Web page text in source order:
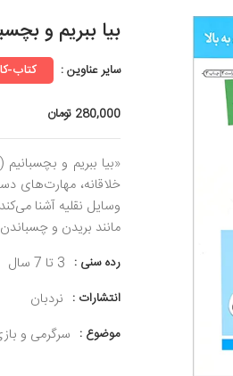
بیا ببریم و
سایر عناوین : کتاب-
280,000 تومان
«بیا ببریم و
خلاقانه، مهارت‌های
وسایل نقلیه آشنا
مانند بریدن و
رده سنی : 3 تا 7 سال
انتشارات : نردبان
موضوع : سرگرمی و